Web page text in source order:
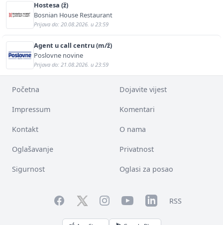
Hostesa (ž)
Bosnian House Restaurant
Prijava do: 20.08.2026. u 23:59
Agent u call centru (m/ž)
Poslovne novine
Prijava do: 21.08.2026. u 23:59
Početna Dojavite vijest
Impressum Komentari
Kontakt O nama
Oglašavanje Privatnost
Sigurnost Oglasi za posao
FacebookTwitterInstagramYouTubeLinkedInRSS